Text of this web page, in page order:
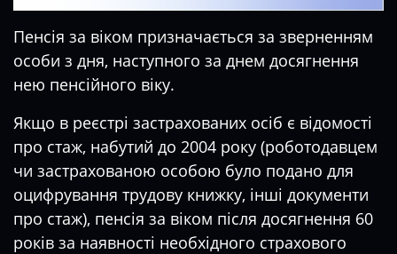
Пенсія за віком призначається за зверненням
особи з дня, наступного за днем досягнення
нею пенсійного віку.
Якщо в реєстрі застрахованих осіб є відомості
про стаж, набутий до 2004 року (роботодавцем
чи застрахованою особою було подано для
оцифрування трудову книжку, інші документи
про стаж), пенсія за віком після досягнення 60
років за наявності необхідного страхового